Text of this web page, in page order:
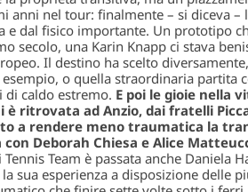
anni nel tour: finalmente – si diceva
e dal fisico importante. Un prototipo
secolo, una Karin Knapp ci stava
Il destino ha scelto
o quella straordinaria partita
di caldo estremo. E poi le gioie nella
è ritrovata ad Anzio, dai fratelli
a rendere meno traumatica la
con Deborah Chiesa e Alice
Tennis Team è passata anche Daniela
sua esperienza a disposizione delle